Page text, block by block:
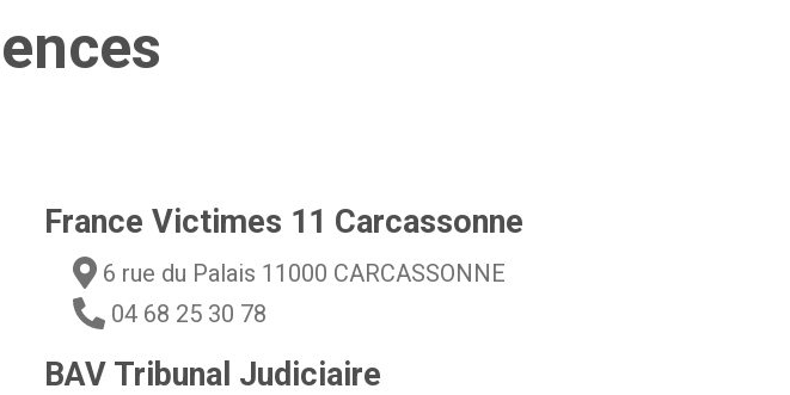
France Victimes 11 Carcassonne
6 rue du Palais 11000 CARCASSONNE
04 68 25 30 78
BAV Tribunal Judiciaire